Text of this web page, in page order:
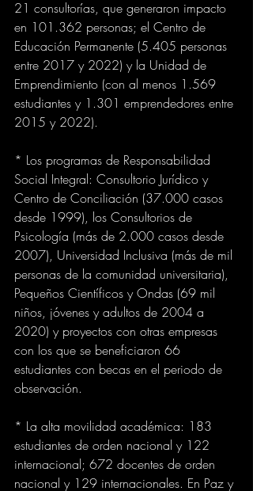
21 consultorías, que generaron impacto
en 101.362 personas; el Centro de
Educación Permanente (5.405 personas
entre 2017 y 2022) y la Unidad de
Emprendimiento (con al menos 1.569
estudiantes y 1.301 emprendedores entre
2015 y 2022).
* Los programas de Responsabilidad
Social Integral: Consultorio Jurídico y
Centro de Conciliación (37.000 casos
desde 1999), los Consultorios de
Psicología (más de 2.000 casos desde
2007), Universidad Inclusiva (más de mil
personas de la comunidad universitaria),
Pequeños Científicos y Ondas (69 mil
niños, jóvenes y adultos de 2004 a
2020) y proyectos con otras empresas
con los que se beneficiaron 66
estudiantes con becas en el periodo de
observación.
* La alta movilidad académica: 183
estudiantes de orden nacional y 122
internacional; 672 docentes de orden
nacional y 129 internacionales. En Paz y